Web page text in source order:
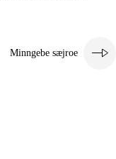
Minngebe sæjroe